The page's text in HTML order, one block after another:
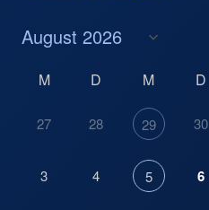
M D M D
27 28 29 30
3 4 5 6